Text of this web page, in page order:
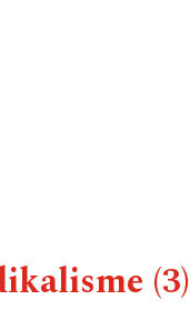
(3)